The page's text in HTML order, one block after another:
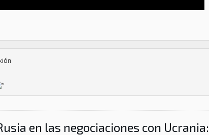
en las negociaciones con Ucrania: